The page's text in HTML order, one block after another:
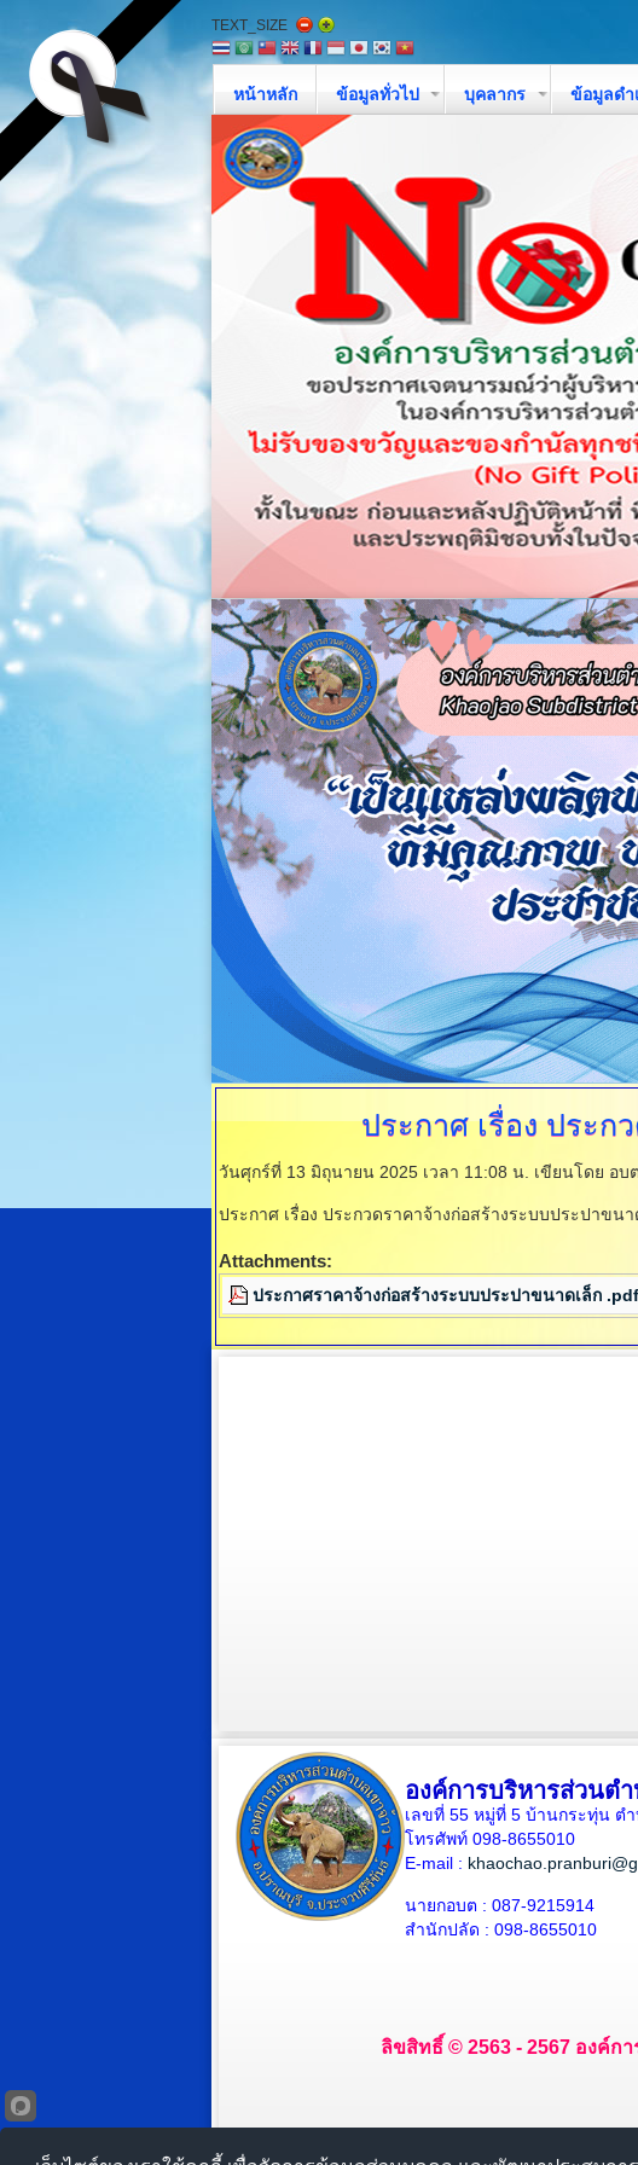
TEXT_SIZE
หน้าหลัก ข้อมูลทั่วไป บุคลากร ข้อมูลดำ
ประกาศเรื่อง ประก
วันศุกร์ที่ 13 มิถุนายน 2025 เวลา 11:08 น. เขียนโดย อบ
ประกาศ เรื่อง ประกวดราคาจ้างก่อสร้างระบบประปาขน
Attachments:
ประกาศราคาจ้างก่อสร้างระบบประปาขนาดเล็ก .pdf
องค์การบริหารส่วนตำ
เลขที่ 55 หมู่ที่ 5 บ้านกระทุ่น ต
โทรศัพท์ 098-8655010
E-mail :
นายกอบต : 087-9215914
สำนักปลัด : 098-8655010
ลิขสิทธิ์ © 2563 - 2567 องค์ก